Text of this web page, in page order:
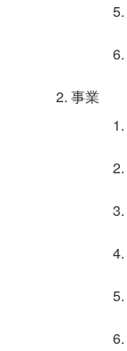
事業